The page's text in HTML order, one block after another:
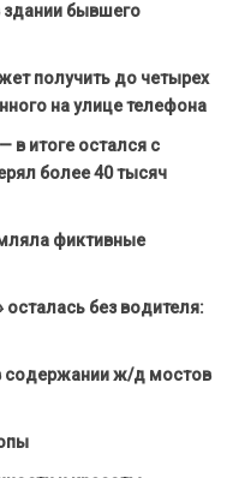
бывшего
получить до четырех
на улице телефона
в итоге остался с
более 40 тысяч
фиктивные
без водителя:
содержании ж/д мостов